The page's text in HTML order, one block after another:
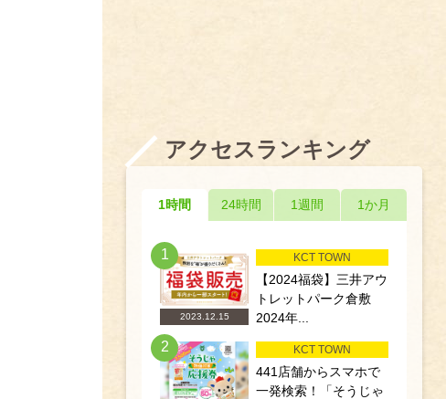
アクセスランキング
1時間 24時間 1週間 1か月
1
2023.12.15
KCT TOWN
【2024福袋】三井アウ
トレットパーク倉敷
2024年...
2 KCT TOWN
441店舗からスマホで
一発検索！「そうじゃ